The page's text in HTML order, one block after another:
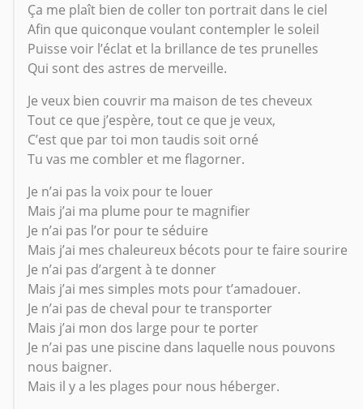
Ça me plaît bien de coller ton portrait dans le ciel
Afin que quiconque voulant contempler le soleil
Puisse voir l’éclat et la brillance de tes prunelles
Qui sont des astres de merveille.
Je veux bien couvrir ma maison de tes cheveux
Tout ce que j’espère, tout ce que je veux,
C’est que par toi mon taudis soit orné
Tu vas me combler et me flagorner.
Je n’ai pas la voix pour te louer
Mais j’ai ma plume pour te magnifier
Je n’ai pas l’or pour te séduire
Mais j’ai mes chaleureux bécots pour te faire sourire
Je n’ai pas d’argent à te donner
Mais j’ai mes simples mots pour t’amadouer.
Je n’ai pas de cheval pour te transporter
Mais j’ai mon dos large pour te porter
Je n’ai pas une piscine dans laquelle nous pouvons
nous baigner.
Mais il y a les plages pour nous héberger.